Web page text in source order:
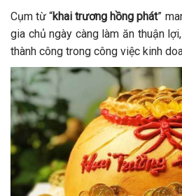
Cụm từ “khai trương hồng phát”
gia chủ ngày càng làm ăn thuận
thành công trong công việc kinh